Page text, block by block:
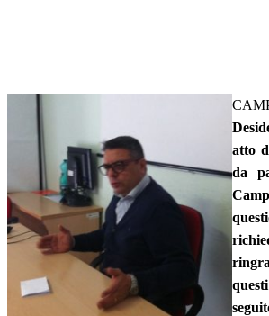
atto
da